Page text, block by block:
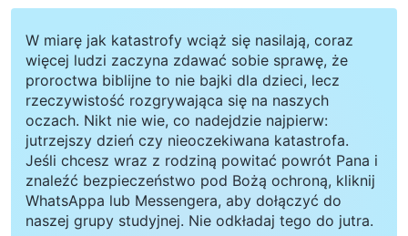
W miarę jak katastrofy wciąż się nasilają, coraz
więcej ludzi zaczyna zdawać sobie sprawę, że
proroctwa biblijne to nie bajki dla dzieci, lecz
rzeczywistość rozgrywająca się na naszych
oczach. Nikt nie wie, co nadejdzie najpierw:
jutrzejszy dzień czy nieoczekiwana katastrofa.
Jeśli chcesz wraz z rodziną powitać powrót Pana i
znaleźć bezpieczeństwo pod Bożą ochroną, kliknij
WhatsAppa lub Messengera, aby dołączyć do
naszej grupy studyjnej. Nie odkładaj tego do jutra.